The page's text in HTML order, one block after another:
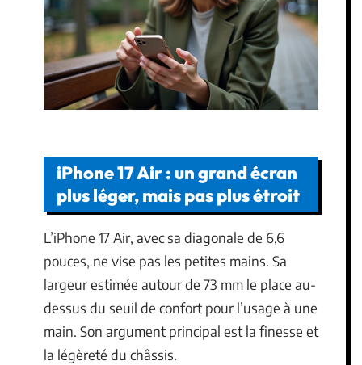
iPhone 17 Air : un grand écran
plus léger, mais pas plus étroit
L’iPhone 17 Air, avec sa diagonale de 6,6
pouces, ne vise pas les petites mains. Sa
largeur estimée autour de 73 mm le place au-
dessus du seuil de confort pour l’usage à une
main. Son argument principal est la finesse et
la légèreté du châssis.